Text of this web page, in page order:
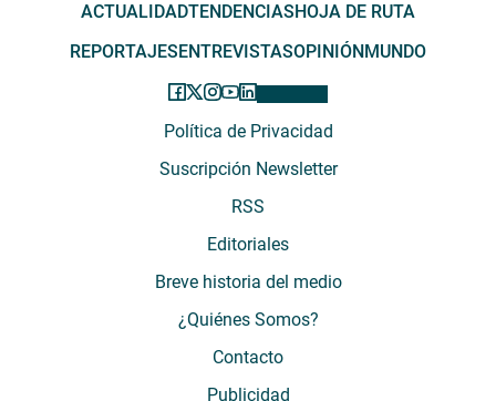
ACTUALIDADTENDENCIAS HOJA DE RUTA
REPORTAJES ENTREVISTASOPINIÓN MUNDO
Política de Privacidad
Suscripción Newsletter
RSS
Editoriales
Breve historia del medio
¿Quiénes Somos?
Contacto
Publicidad